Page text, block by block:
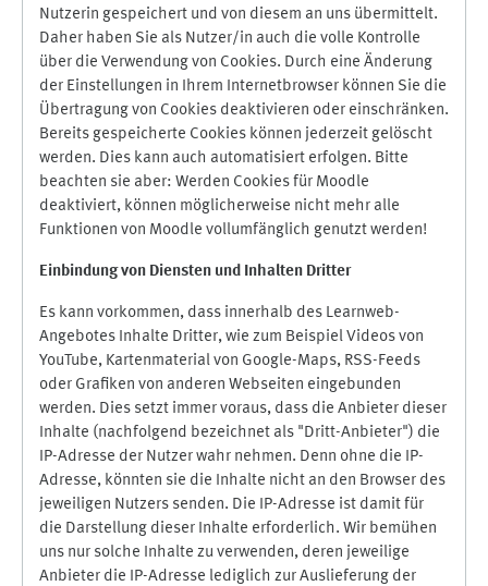
Nutzerin gespeichert und von diesem an uns übermittelt.
Daher haben Sie als Nutzer/in auch die volle Kontrolle
über die Verwendung von Cookies. Durch eine Änderung
der Einstellungen in Ihrem Internetbrowser können Sie die
Übertragung von Cookies deaktivieren oder einschränken.
Bereits gespeicherte Cookies können jederzeit gelöscht
werden. Dies kann auch automatisiert erfolgen. Bitte
beachten sie aber: Werden Cookies für Moodle
deaktiviert, können möglicherweise nicht mehr alle
Funktionen von Moodle vollumfänglich genutzt werden!
Einbindung von Diensten und Inhalten Dritter
Es kann vorkommen, dass innerhalb des Learnweb-
Angebotes Inhalte Dritter, wie zum Beispiel Videos von
YouTube, Kartenmaterial von Google-Maps, RSS-Feeds
oder Grafiken von anderen Webseiten eingebunden
werden. Dies setzt immer voraus, dass die Anbieter dieser
Inhalte (nachfolgend bezeichnet als "Dritt-Anbieter") die
IP-Adresse der Nutzer wahr nehmen. Denn ohne die IP-
Adresse, könnten sie die Inhalte nicht an den Browser des
jeweiligen Nutzers senden. Die IP-Adresse ist damit für
die Darstellung dieser Inhalte erforderlich. Wir bemühen
uns nur solche Inhalte zu verwenden, deren jeweilige
Anbieter die IP-Adresse lediglich zur Auslieferung der